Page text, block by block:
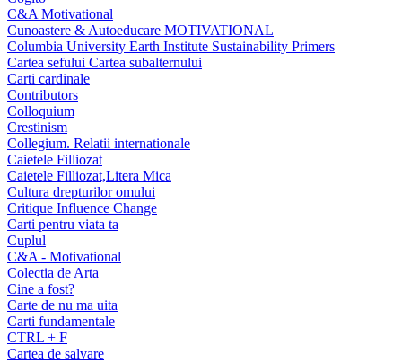
C&A Motivational
Cunoastere & Autoeducare MOTIVATIONAL
Columbia University Earth Institute Sustainability Primers
Cartea sefului Cartea subalternului
Carti cardinale
Contributors
Colloquium
Crestinism
Collegium. Relatii internationale
Caietele Filliozat
Caietele Filliozat,Litera Mica
Cultura drepturilor omului
Critique Influence Change
Carti pentru viata ta
Cuplul
C&A - Motivational
Colectia de Arta
Cine a fost?
Carte de nu ma uita
Carti fundamentale
CTRL + F
Cartea de salvare